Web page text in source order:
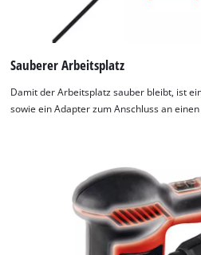
Sauberer Arbeitsplatz
Damit der Arbeitsplatz sauber bleibt, ist
sowie ein Adapter zum Anschluss an